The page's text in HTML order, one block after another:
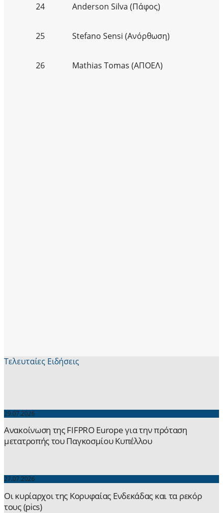
24 Anderson Silva (Πάφος)
25 Stefano Sensi (Ανόρθωση)
26 Mathias Tomas (ΑΠΟΕΛ)
Τελευταίες Ειδήσεις
29.07.2026
Ανακοίνωση της FIFPRO Europe για την πρόταση
μετατροπής του Παγκοσμίου Κυπέλλου
27.07.2026
Οι κυρίαρχοι της Κορυφαίας Ενδεκάδας και τα ρεκόρ
τους (pics)